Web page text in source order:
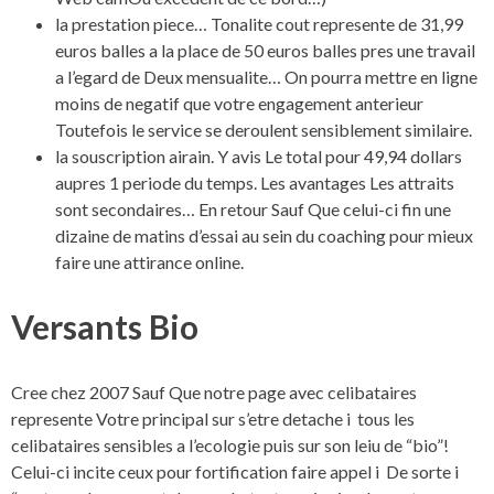
la prestation piece… Tonalite cout represente de 31,99
euros balles a la place de 50 euros balles pres une travail
a l’egard de Deux mensualite… On pourra mettre en ligne
moins de negatif que votre engagement anterieur
Toutefois le service se deroulent sensiblement similaire.
la souscription airain. Y avis Le total pour 49,94 dollars
aupres 1 periode du temps. Les avantages Les attraits
sont secondaires… En retour Sauf Que celui-ci fin une
dizaine de matins d’essai au sein du coaching pour mieux
faire une attirance online.
Versants Bio
Cree chez 2007 Sauf Que notre page avec celibataires
represente Votre principal sur s’etre detache i tous les
celibataires sensibles a l’ecologie puis sur son leiu de “bio”!
Celui-ci incite ceux pour fortification faire appel i De sorte i